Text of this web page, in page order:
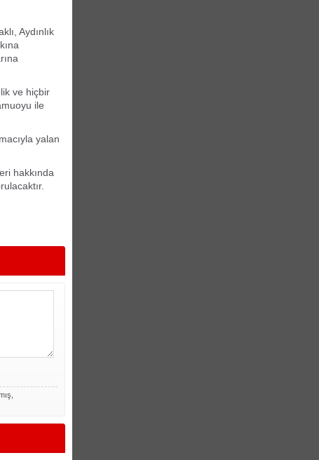
Aydınlık
ve hiçbir
ile
yalan
hakkında